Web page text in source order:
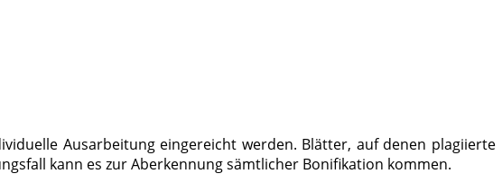
Ausarbeitung eingereicht werden. Blätter, auf denen plagiierte
kann es zur Aberkennung sämtlicher Bonifikation kommen.